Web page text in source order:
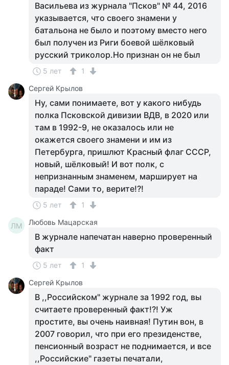
Васильева из журнала "Псков" № 44, 2016
указывается, что своего знамени у
батальона не было и поэтому вместо него
был получен из Риги боевой шёлковый
русский триколор.Но признан он не был
5 лет
1
Сергей Крылов
Ну, сами понимаете, вот у какого нибудь
полка Псковской дивизии ВДВ, в 2020 или
там в 1992-9, не оказалось или не
окажется своего знамени и им из
Петербурга, пришлют Красный флаг СССР,
новый, шёлковый! И вот полк, с
непризнанным знаменем, марширует на
параде! Сами то, верите!?!
5 лет 1
ЛМ Любовь Мацарская
В журнале напечатан наверно проверенный
факт
5 лет
1
Сергей Крылов
В ,,Российском" журнале за 1992 год, вы
считаете проверенный факт!?! Уж
простите, вы очень наивная! Путин вон, в
2007 говорил, что при его президенстве,
пенсионный возраст не поднимается, и все
,,Российские" газеты печатали,